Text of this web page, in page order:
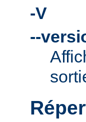
-V
--